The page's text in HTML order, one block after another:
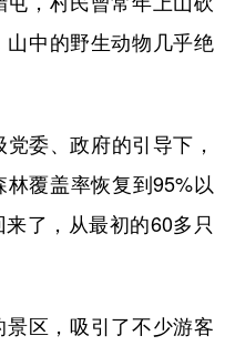
中的野生动物几乎绝
委、政府的引导下，
覆盖率恢复到95%以
了，从最初的60多只
区，吸引了不少游客